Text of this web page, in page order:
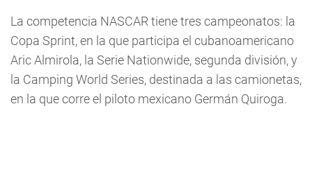
La competencia NASCAR tiene tres campeonatos: la
Copa Sprint, en la que participa el cubanoamericano
Aric Almirola, la Serie Nationwide, segunda división, y
la Camping World Series, destinada a las camionetas,
en la que corre el piloto mexicano Germán Quiroga.